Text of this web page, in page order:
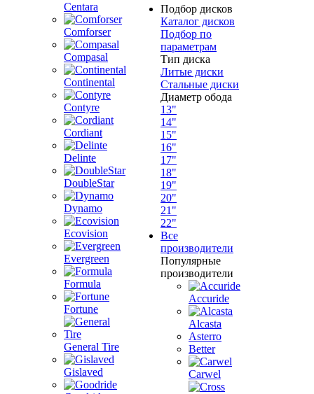
Centara
Comforser
Compasal
Continental
Contyre
Cordiant
Delinte
DoubleStar
Dynamo
Ecovision
Evergreen
Formula
Fortune
General Tire
Gislaved
Подбор дисков
Каталог дисков
Подбор по
параметрам
Тип диска
Литые диски
Стальные диски
Диаметр обода
13"
14"
15"
16"
17"
18"
19"
20"
21"
22"
Все
производители
Популярные
производители
Accuride
Alcasta
Asterro
Better
Carwel